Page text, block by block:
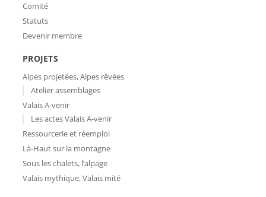
Comité
Statuts
Devenir membre
PROJETS
Alpes projetées, Alpes rêvées
Atelier assemblages
Valais A-venir
Les actes Valais A-venir
Ressourcerie et réemploi
Là-Haut sur la montagne
Sous les chalets, l’alpage
Valais mythique, Valais mité